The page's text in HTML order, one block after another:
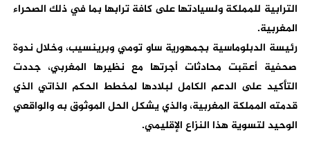
الترابية للمملكة ولسيادتها على كافة ترابها بما في ذلك الصحراء
المغربية.
رئيسة الدبلوماسية بجمهورية ساو تومي وبرينسيب، وخلال ندوة
صحفية أعقبت محادثات أجرتها مع نظيرها المغربي، جددت
التأكيد على الدعم الكامل لبلادها لمخطط الحكم الذاتي الذي
قدمته المملكة المغربية، والذي يشكل الحل الموثوق به والواقعي
الوحيد لتسوية هذا النزاع الإقليمي.